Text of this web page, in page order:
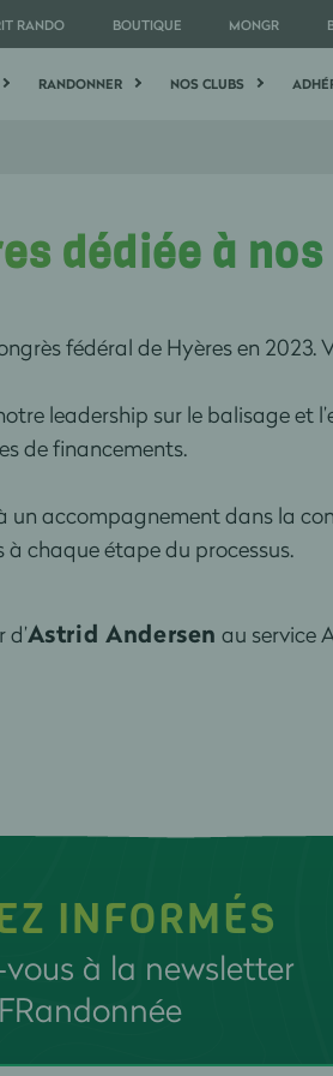
RANDO BOUTIQUE MONGR
RANDONNER NOS CLUBS
dédiée à
fédéral de Hyères en 2023.
leadership sur le balisage et
de financements.
un accompagnement dans la
chaque étape du processus.
Astrid Andersen au service
INFORMÉS
à la newsletter